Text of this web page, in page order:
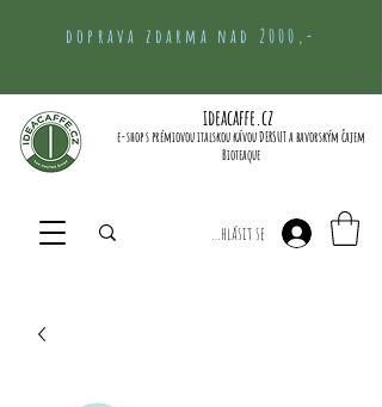
doprava zdarma nad 2000,-
e-shop s prémiovou italskou kávou DERSUT a bavorským čajem
Bioteaque
Přihlásit se
ideacaffe.cz